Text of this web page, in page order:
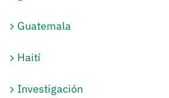
Guatemala
Haití
Investigación